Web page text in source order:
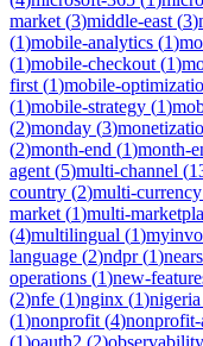
market (3)middle-east (3)
(1)mobile-analytics (1)
(1)mobile-checkout (1)
first (1)mobile-
(1)mobile-strategy (1)
(2)monday (3)
(2)month-end (1)month-
agent (5)multi-channel (
country (2)multi-currency
market (1)multi-
(4)multilingual (1)
language (2)ndpr(1)
operations (1)new-
(2)nfe (1)nginx (1)nigeria
(1)nonprofit (4)
(1)oauth2 (2)observability